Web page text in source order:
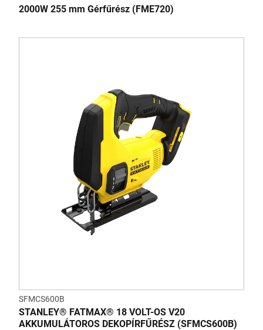
2000W 255 mm Gérfűrész (FME720)
SFMCS600B
STANLEY® FATMAX® 18 VOLT-OS V20
AKKUMULÁTOROS DEKOPÍRFŰRÉSZ (SFMCS600B)